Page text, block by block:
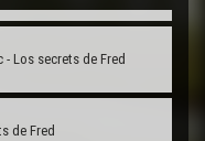
Los secrets de Fred
de Fred